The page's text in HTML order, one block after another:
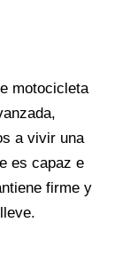
motocicleta
a vivir una
es capaz e
firme y